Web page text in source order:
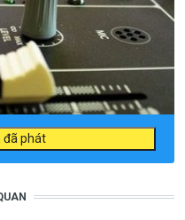
đã phát